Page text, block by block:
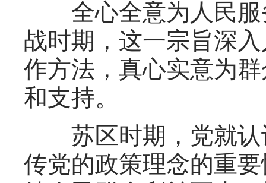
全心全意为人民服
战时期，这一宗旨深
作方法，真心实意为
和支持。
苏区时期，党就认
传党的政策理念的重